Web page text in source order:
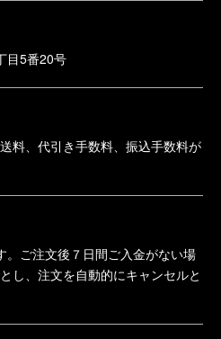
目5番20号
料、代引き手数料、振込手数料が
。ご注文後７日間ご入金がない場
し、注文を自動的にキャンセルと